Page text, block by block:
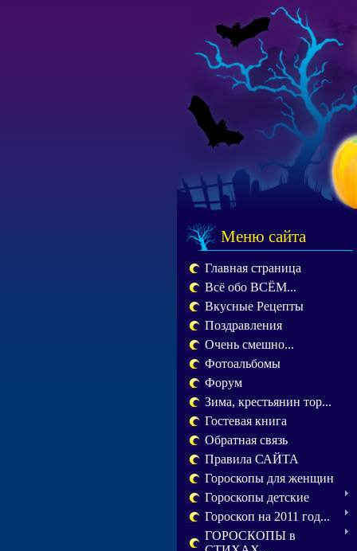
Меню сайта
Главная страница
Всё обо ВСЁМ...
Вкусные Рецепты
Поздравления
Очень смешно...
Фотоальбомы
Форум
Зима, крестьянин тор...
Гостевая книга
Обратная связь
Правила САЙТА
Гороскопы для женщин
Гороскопы детские
Гороскоп на 2011 год...
ГОРОСКОПЫ в